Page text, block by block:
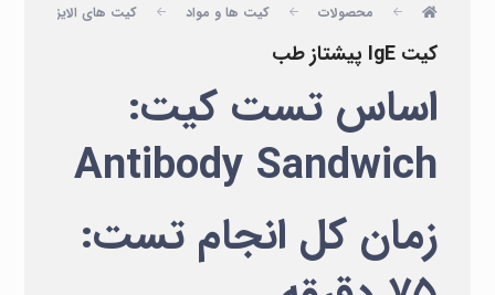
محصولات کیت ها و مواد کیت های الایزا
کیت IgE پیشتاز طب
اساس تست کیت:
Antibody Sandwich
زمان کل انجام تست: